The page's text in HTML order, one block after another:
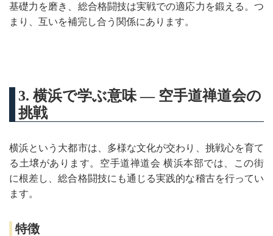
基礎力を磨き、総合格闘技は実戦での適応力を鍛える。つ
まり、互いを補完し合う関係にあります。
3. 横浜で学ぶ意味 ― 空手道禅道会の
挑戦
横浜という大都市は、多様な文化が交わり、挑戦心を育て
る土壌があります。空手道禅道会 横浜本部では、この街
に根差し、総合格闘技にも通じる実践的な稽古を行ってい
ます。
特徴